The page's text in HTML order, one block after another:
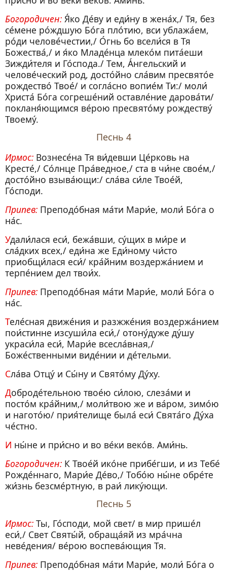
Богородичен: Я́ко Де́ву и еди́ну в жена́х,/ Тя, без
се́мене ро́ждшую Бо́га пло́тию, вси ублажа́ем,
ро́ди челове́честии,/ О́гнь бо всели́ся в Тя
Божества́,/ и я́ко Младе́нца млеко́м пита́еши
Зижди́теля и Го́спода./ Тем, А́нгельский и
челове́ческий род, досто́йно сла́вим пресвято́е
рождество́ Твое́/ и согла́сно вопие́м Ти:/ моли́
Христа́ Бо́га согреше́ний оставле́ние дарова́ти/
покланя́ющимся ве́рою пресвято́му рождеству́
Твоему́.
Песнь 4
Ирмос: Вознесе́на Тя ви́девши Це́рковь на
Кресте́,/ Со́лнце Пра́ведное,/ ста в чи́не свое́м,/
досто́йно взыва́ющи:/ сла́ва си́ле Твое́й,
Го́споди.
Припев: Преподо́бная ма́ти Мари́е, моли́ Бо́га о
на́с.
Удали́лася еси́, бежа́вши, су́щих в ми́ре и
сла́дких всех,/ еди́на же Еди́ному чи́сто
приобщи́лася еси́/ кра́йним воздержа́нием и
терпе́нием дел твои́х.
Припев: Преподо́бная ма́ти Мари́е, моли́ Бо́га о
на́с.
Теле́сная движе́ния и разжже́ния воздержа́нием
пои́стинне изсуши́ла еси́,/ отону́дуже ду́шу
украси́ла еси́, Мари́е всесла́вная,/
Боже́ственными виде́нии и де́тельми.
Сла́ва Отцу́ и Сы́ну и Свято́му Ду́ху.
Доброде́тельною твое́ю си́лою, слеза́ми и
посто́м кра́йним,/ моли́твою же и ва́ром, зимо́ю
и нагото́ю/ прия́телище была́ еси́ Свята́го Ду́ха
че́стно.
И ны́не и при́сно и во ве́ки веко́в. Ами́нь.
Богородичен: К Твое́й ико́не прибе́гши, и из Тебе́
Рожде́ннаго, Мари́е Де́во,/ Тобо́ю ны́не обре́те
жи́знь безсме́ртную, в раи́ лику́ющи.
Песнь 5
Ирмос: Ты, Го́споди, мой свет/ в мир прише́л
еси́,/ Свет Святы́й, обраща́яй из мра́чна
неве́дения/ ве́рою воспева́ющия Тя.
Припев: Преподо́бная ма́ти Мари́е, моли́ Бо́га о